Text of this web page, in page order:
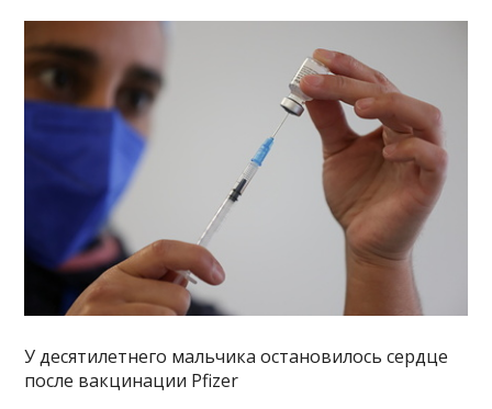
У десятилетнего мальчика остановилось сердце
после вакцинации Pfizer